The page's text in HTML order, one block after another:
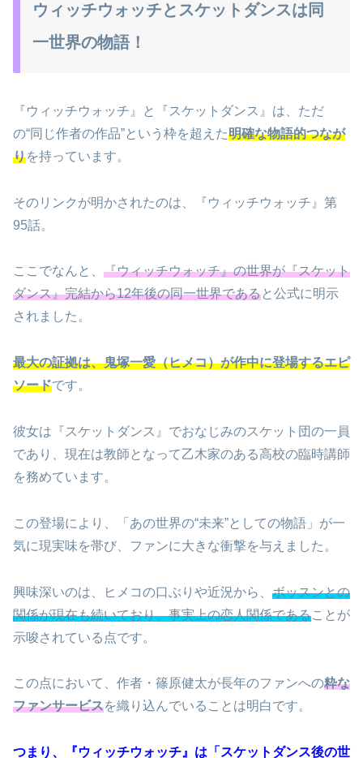
ウィッチウォッチとスケットダンスは同
一世界の物語！
『ウィッチウォッチ』と『スケットダンス』は、ただ
の“同じ作者の作品”という枠を超えた明確な物語的つなが
りを持っています。
そのリンクが明かされたのは、『ウィッチウォッチ』第
95話。
ここでなんと、 『ウィッチウォッチ』の世界が『スケット
ダンス』完結から12年後の同一世界であると公式に明示
されました。
最大の証拠は、鬼塚一愛（ヒメコ）が作中に登場するエピ
ソードです。
彼女は『スケットダンス』でおなじみのスケット団の一員
であり、現在は教師となって乙木家のある高校の臨時講師
を務めています。
この登場により、「あの世界の“未来”としての物語」が一
気に現実味を帯び、ファンに大きな衝撃を与えました。
興味深いのは、ヒメコの口ぶりや近況から、 ボッスンとの
関係が現在も続いており、事実上の恋人関係であることが
示唆されている点です。
この点において、作者・篠原健太が長年のファンへの粋な
ファンサービスを織り込んでいることは明白です。
つまり、『ウィッチウォッチ』は「スケットダンス後の世